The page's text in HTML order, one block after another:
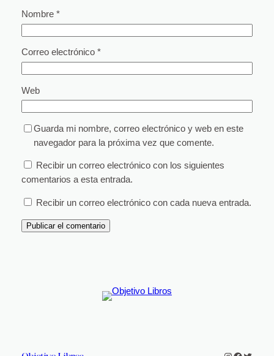
Nombre *
Correo electrónico *
Web
Guarda mi nombre, correo electrónico y web en este
navegador para la próxima vez que comente.
Recibir un correo electrónico con los siguientes
comentarios a esta entrada.
Recibir un correo electrónico con cada nueva entrada.